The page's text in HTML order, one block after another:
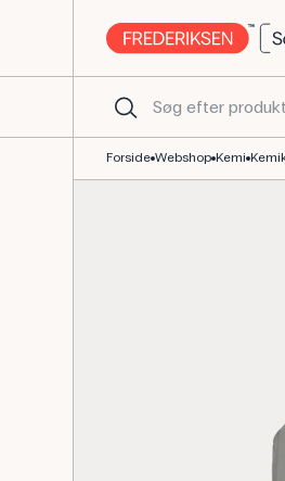
ONPG 2-nitrophenyl beta-
Forside Webshop Kemi